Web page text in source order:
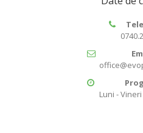
Luni -